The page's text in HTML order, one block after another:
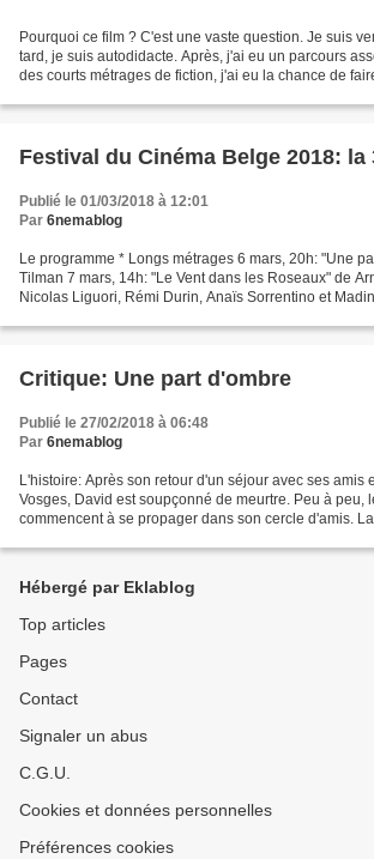
Pourquoi ce film ? C'est une vaste question. Je suis
tard, je suis autodidacte. Après, j'ai eu un parcours
des courts métrages de fiction, j'ai eu la chance de
Festival du Cinéma Belge 2018: la
Publié le 01/03/2018 à 12:01
Par 6nemablog
Le programme * Longs métrages 6 mars, 20h: "Une
Tilman 7 mars, 14h: "Le Vent dans les Roseaux" de
Nicolas Liguori, Rémi Durin, Anaïs Sorrentino et
Critique: Une part d'ombre
Publié le 27/02/2018 à 06:48
Par 6nemablog
L'histoire: Après son retour d'un séjour avec ses amis
Vosges, David est soupçonné de meurtre. Peu à peu,
commencent à se propager dans son cercle d'amis.
Hébergé par Eklablog
Top articles
Pages
Contact
Signaler un abus
C.G.U.
Cookies et données personnelles
Préférences cookies